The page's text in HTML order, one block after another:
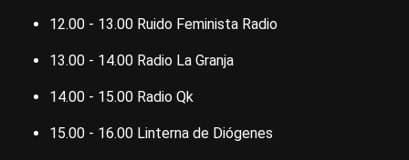
12.00 - 13.00 Ruido Feminista Radio
13.00 - 14.00 Radio La Granja
14.00 - 15.00 Radio Qk
15.00 - 16.00 Linterna de Diógenes